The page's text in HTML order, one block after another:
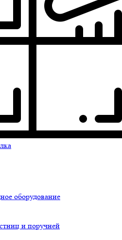
оборудование
и поручней